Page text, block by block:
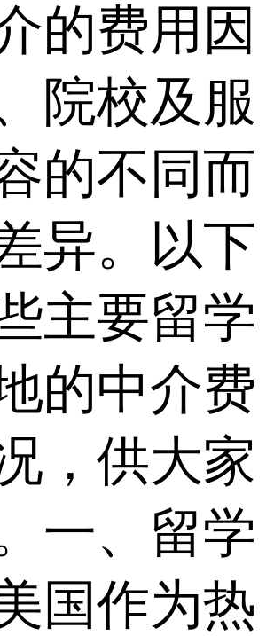
的费用因
院校及服
的不同而
异。以下
主要留学
的中介费
，供大家
一、留学
国作为热